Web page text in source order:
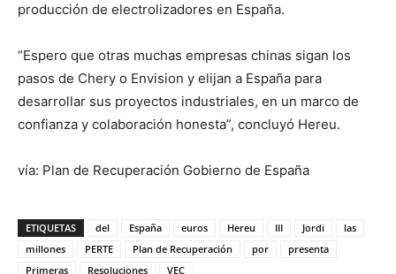
producción de electrolizadores en España.
“Espero que otras muchas empresas chinas sigan los
pasos de Chery o Envision y elijan a España para
desarrollar sus proyectos industriales, en un marco de
confianza y colaboración honesta”, concluyó Hereu.
vía: Plan de Recuperación Gobierno de España
ETIQUETAS del España euros Hereu III Jordi
las
millones
PERTE Plan de Recuperación por
presenta
Primeras
Resoluciones VEC